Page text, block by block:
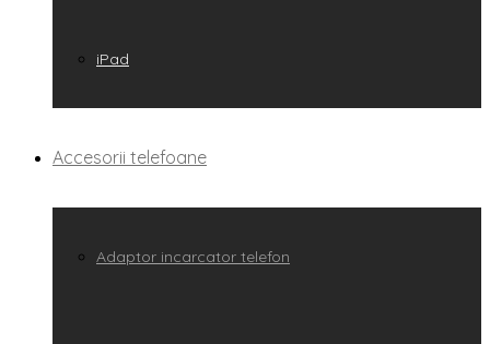
iPad
Accesorii telefoane
Adaptor incarcator telefon